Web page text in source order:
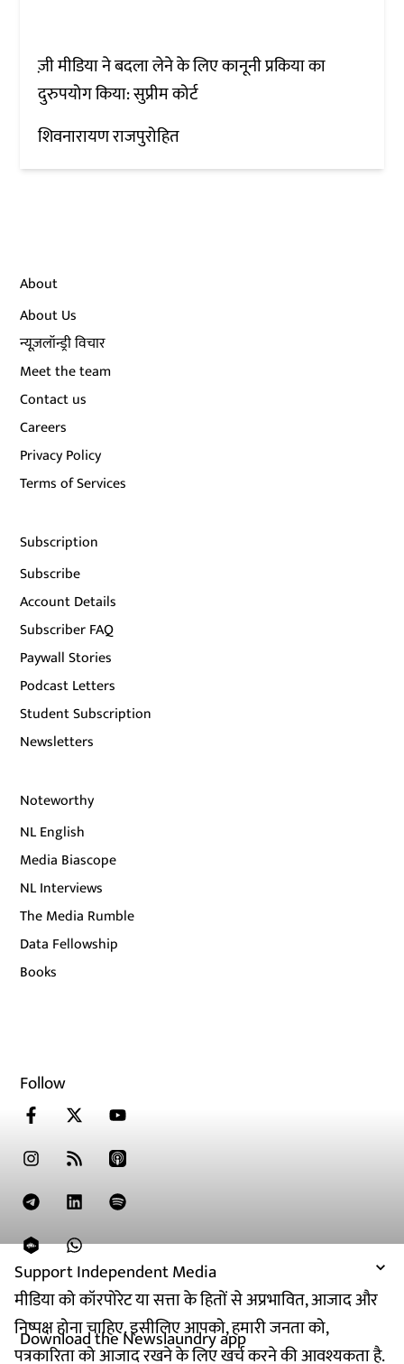
Support Independent Media
मीडिया को कॉरपोरेट या सत्ता के हितों से अप्रभावित, आजाद और
निष्पक्ष होना चाहिए. इसीलिए आपको, हमारी जनता को,
पत्रकारिता को आजाद रखने के लिए खर्च करने की आवश्यकता है.
ज़ी मीडिया ने बदला लेने के लिए कानूनी प्रकिया का
दुरुपयोग किया: सुप्रीम कोर्ट
शिवनारायण राजपुरोहित
About
About Us
न्यूज़लॉन्ड्री विचार
Meet the team
Contact us
Careers
Privacy Policy
Terms of Services
Subscription
Subscribe
Account Details
Subscriber FAQ
Paywall Stories
Podcast Letters
Student Subscription
Newsletters
Noteworthy
NL English
Media Biascope
NL Interviews
The Media Rumble
Data Fellowship
Books
Follow
Download the Newslaundry app